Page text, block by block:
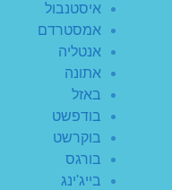
איסטנבול
אמסטרדם
אנטליה
אתונה
באזל
בודפשט
בוקרשט
בורגס
בייג'ינג